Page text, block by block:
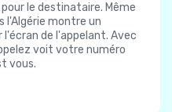
le destinataire. Même
l'Algérie montre un
de l'appelant. Avec
voit votre numéro
vous.